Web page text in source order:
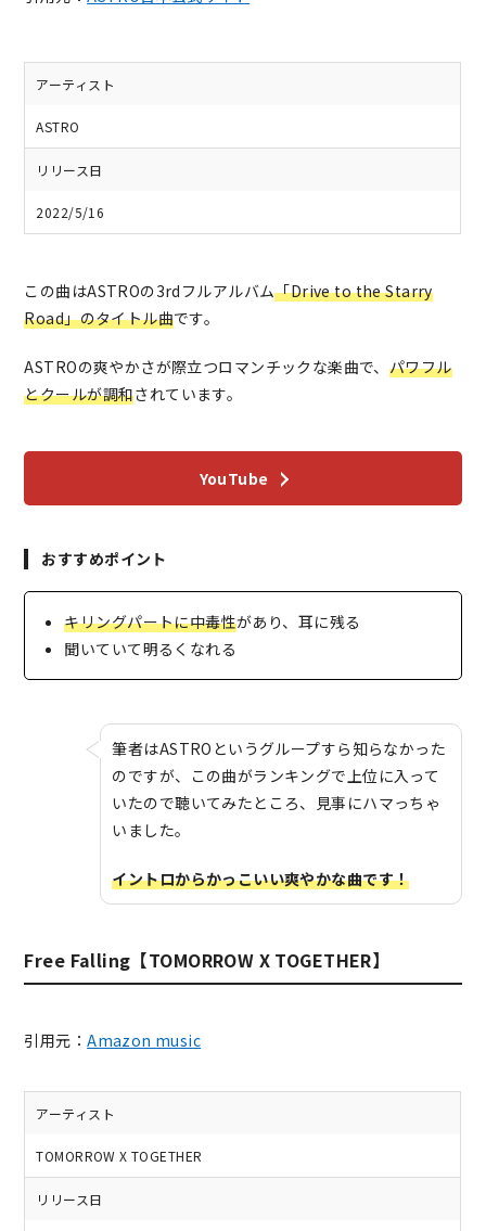
アーティスト
ASTRO
リリース日
2022/5/16
この曲はASTROの3rdフルアルバム「Drive to the Starry
Road」のタイトル曲です。
ASTROの爽やかさが際立つロマンチックな楽曲で、 パワフル
とクールが調和されています。
YouTube
おすすめポイント
キリングパートに中毒性があり、耳に残る
聞いていて明るくなれる
筆者はASTROというグループすら知らなかった
のですが、この曲がランキングで上位に入って
いたので聴いてみたところ、見事にハマっちゃ
いました。
イントロからかっこいい爽やかな曲です！
Free Falling【TOMORROW X TOGETHER】
引用元：Amazon music
アーティスト
TOMORROW X TOGETHER
リリース日